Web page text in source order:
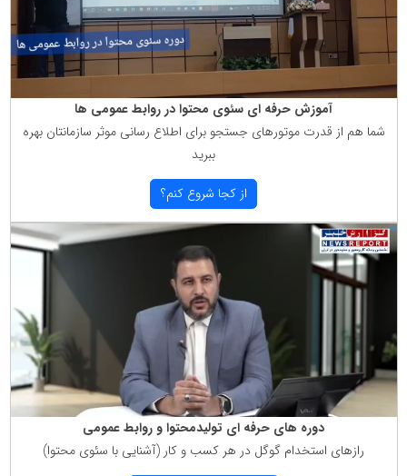
آموزش حرفه ای سئوی محتوا در روابط عمومی ها
شما هم از قدرت موتورهای جستجو برای اطلاع رسانی موثر سازمانتان بهره
ببرید
از كجا شروع كنم؟
دوره های حرفه ای تولیدمحتوا و روابط عمومی
رازهای استخدام گوگل در هر كسب و كار (آشنایی با سئوی محتوا)